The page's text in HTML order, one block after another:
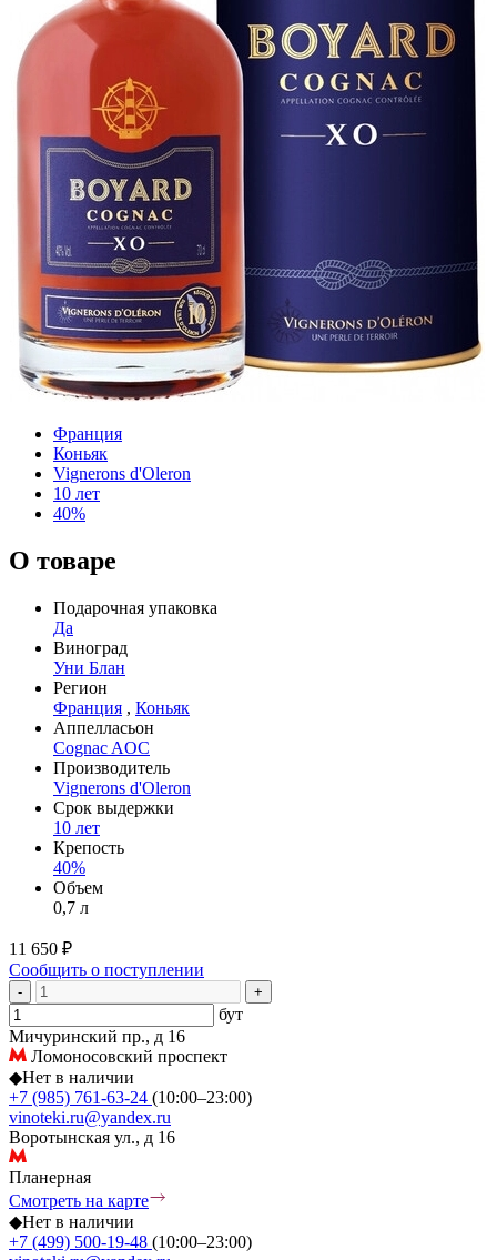
Франция
Коньяк
Vignerons d'Oleron
10 лет
40%
О товаре
Подарочная упаковка
Да
Виноград
Уни Блан
Регион
Франция , Коньяк
Аппелласьон
Cognac AOC
Производитель
Vignerons d'Oleron
Срок выдержки
10 лет
Крепость
40%
Объем
0,7 л
11 650 ₽
Сообщить о поступлении
- +
бут
Мичуринский пр., д 16
Ломоносовский проспект
◆Нет в наличии
+7 (985) 761-63-24 (10:00–23:00)
vinoteki.ru@yandex.ru
Воротынская ул., д 16
Планерная
Смотреть на карте
◆Нет в наличии
+7 (499) 500-19-48 (10:00–23:00)